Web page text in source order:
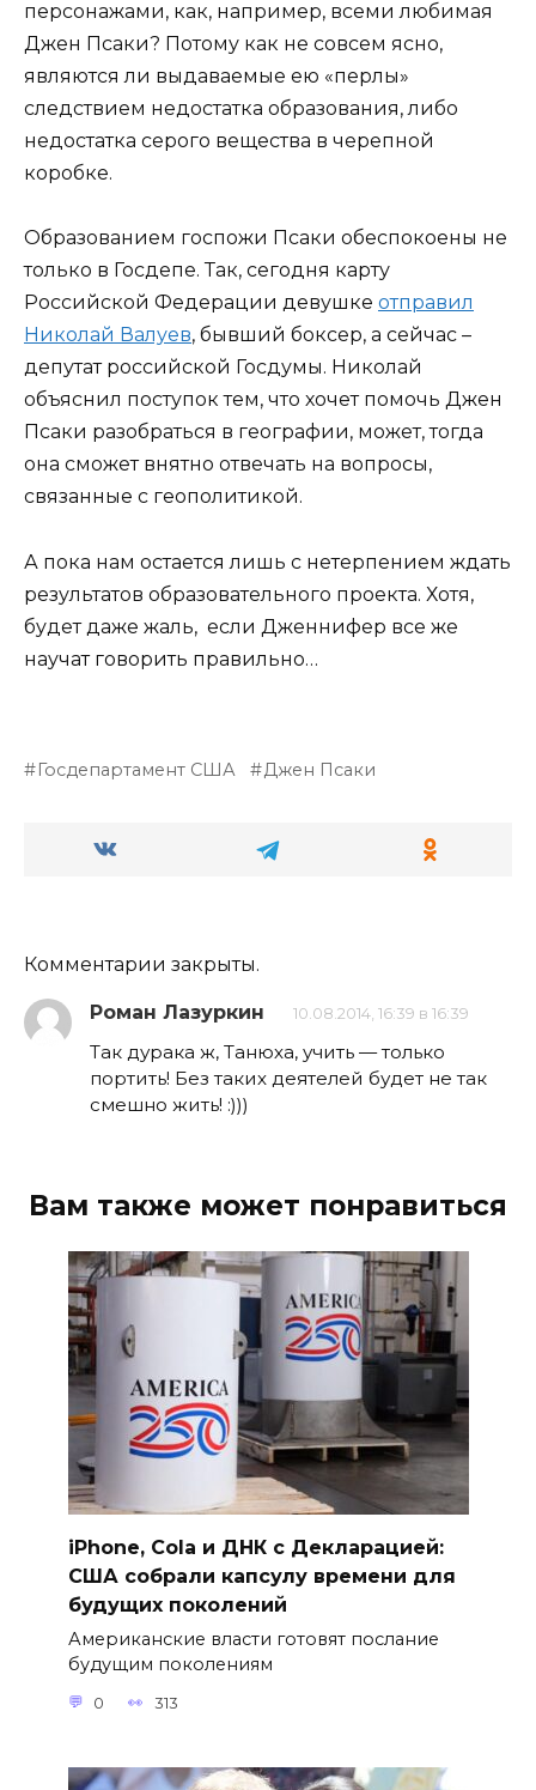
персонажами, как, например, всеми любимая
Джен Псаки? Потому как не совсем ясно,
являются ли выдаваемые ею «перлы»
следствием недостатка образования, либо
недостатка серого вещества в черепной
коробке.
Образованием госпожи Псаки обеспокоены не
только в Госдепе. Так, сегодня карту
Российской Федерации девушке отправил
Николай Валуев, бывший боксер, а сейчас –
депутат российской Госдумы. Николай
объяснил поступок тем, что хочет помочь Джен
Псаки разобраться в географии, может, тогда
она сможет внятно отвечать на вопросы,
связанные с геополитикой.
А пока нам остается лишь с нетерпением ждать
результатов образовательного проекта. Хотя,
будет даже жаль, если Дженнифер все же
научат говорить правильно…
Госдепартамент США Джен Псаки
Комментарии закрыты.
Роман Лазуркин 10.08.2014, 16:39 в 16:39
Так дурака ж, Танюха, учить — только
портить! Без таких деятелей будет не так
смешно жить! :)))
Вам также может понравиться
iPhone, Cola и ДНК с Декларацией:
США собрали капсулу времени для
будущих поколений
Американские власти готовят послание
будущим поколениям
0 313